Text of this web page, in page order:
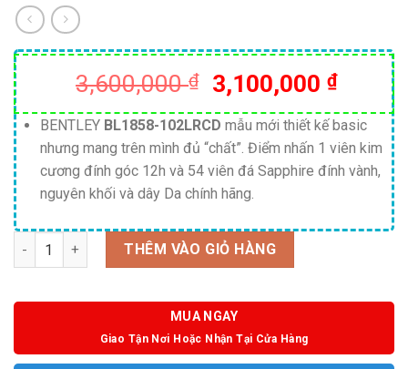
3,600,000₫
Giá
gốc
là:
3,600,000 ₫.
3,100,000 ₫Giá
hiện
tại
là:
BENTLEY BL1858-102LRCD mẫu mới thiết kế basic
nhưng mang trên mình đủ “chất”. Điểm nhấn 1 viên kim
cương đính góc 12h và 54 viên đá Sapphire đính vành,
nguyên khối và dây Da chính hãng.
Số lượng THÊM VÀO GIỎ HÀNG
MUA NGAY
Giao Tận Nơi Hoặc Nhận Tại Cửa Hàng